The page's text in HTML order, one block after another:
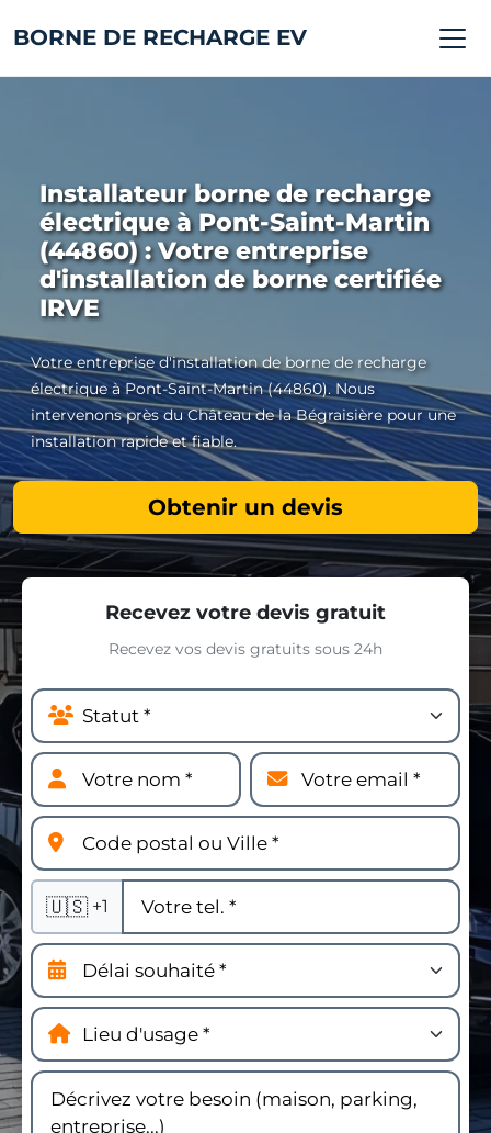
BORNE DE RECHARGE EV
Installateur borne de recharge
électrique à Pont-Saint-Martin
(44860) : Votre entreprise
d'installation de borne certifiée
IRVE
Votre entreprise d'installation de borne de recharge
électrique à Pont-Saint-Martin (44860). Nous
intervenons près du Château de la Bégraisière pour une
installation rapide et fiable.
Obtenir un devis
Recevez votre devis gratuit
Recevez vos devis gratuits sous 24h
🇺🇸 +1